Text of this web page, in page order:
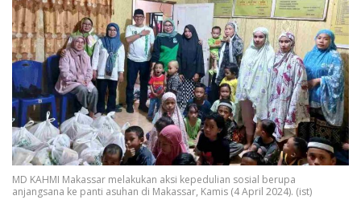
MD KAHMI Makassar melakukan aksi kepedulian sosial berupa
anjangsana ke panti asuhan di Makassar, Kamis (4 April 2024). (ist)